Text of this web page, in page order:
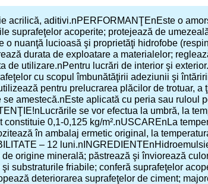
acrilică, aditivi.nPERFORMANŢEnEste o
suprafeţelor acoperite; protejează de
o nuanţă lucioasă şi proprietăţi hidrofobe
durata de exploatare a materialelor;
de utilizare.nPentru lucrări de interior şi
cu scopul îmbunătăţirii adeziunii şi
pentru prelucrarea plăcilor de trotuar,
amestecă.nEste aplicată cu peria sau ruloul
se vor efectua la umbră, la
constituie 0,1-0,125 kg/m².nUSCAREnLa
în ambalaj ermetic original, la
– 12
origine minerală; păstrează şi înviorează
substraturile friabile; conferă suprafeţelor
deteriorarea suprafeţelor de ciment;